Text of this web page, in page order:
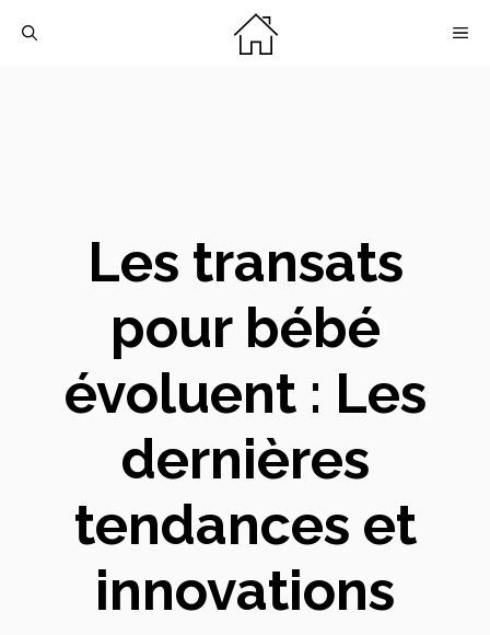
Les transats
pour bébé
évoluent : Les
dernières
tendances et
innovations